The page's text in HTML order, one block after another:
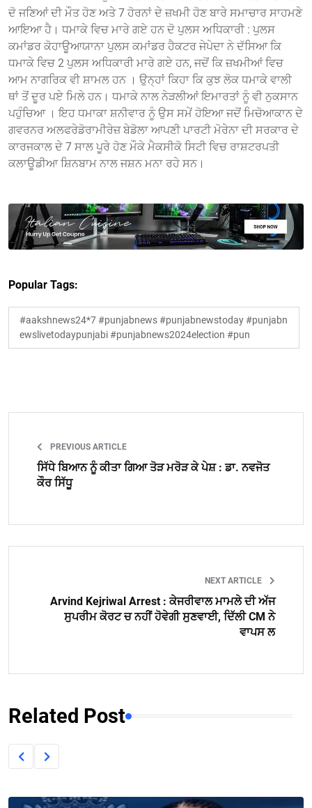
ਦੋ ਜਣਿਆਂ ਦੀ ਮੌਤ ਹੋਣ ਅਤੇ 7 ਹੋਰਨਾਂ ਦੇ ਜ਼ਖਮੀ ਹੋਣ ਬਾਰੇ ਸਮਾਚਾਰ ਸਾਹਮਣੇ
ਆਇਆ ਹੈ। ਧਮਾਕੇ ਵਿਚ ਮਾਰੇ ਗਏ ਹਨ ਦੋ ਪੁਲਸ ਅਧਿਕਾਰੀ : ਪੁਲਸ
ਕਮਾਂਡਰ ਕੋਹਾਊਆਯਾਨਾ ਪੁਲਸ ਕਮਾਂਡਰ ਹੈਕਟਰ ਜੇਪੇਦਾ ਨੇ ਦੱਸਿਆ ਕਿ
ਧਮਾਕੇ ਵਿਚ 2 ਪੁਲਸ ਅਧਿਕਾਰੀ ਮਾਰੇ ਗਏ ਹਨ, ਜਦੋਂ ਕਿ ਜ਼ਖਮੀਆਂ ਵਿਚ
ਆਮ ਨਾਗਰਿਕ ਵੀ ਸ਼ਾਮਲ ਹਨ । ਉਨ੍ਹਾਂ ਕਿਹਾ ਕਿ ਕੁਝ ਲੋਕ ਧਮਾਕੇ ਵਾਲੀ
ਥਾਂ ਤੋਂ ਦੂਰ ਪਏ ਮਿਲੇ ਹਨ। ਧਮਾਕੇ ਨਾਲ ਨੇੜਲੀਆਂ ਇਮਾਰਤਾਂ ਨੂੰ ਵੀ ਨੁਕਸਾਨ
ਪਹੁੰਚਿਆ । ਇਹ ਧਮਾਕਾ ਸ਼ਨੀਵਾਰ ਨੂੰ ਉਸ ਸਮੇਂ ਹੋਇਆ ਜਦੋਂ ਮਿਚੋਆਕਾਨ ਦੇ
ਗਵਰਨਰ ਅਲਫਰੇਡੋਰਾਮੀਰੇਜ਼ ਬੇਡੋਲਾ ਆਪਣੀ ਪਾਰਟੀ ਮੋਰੇਨਾ ਦੀ ਸਰਕਾਰ ਦੇ
ਕਾਰਜਕਾਲ ਦੇ 7 ਸਾਲ ਪੂਰੇ ਹੋਣ ਮੌਕੇ ਮੈਕਸੀਕੋ ਸਿਟੀ ਵਿਚ ਰਾਸ਼ਟਰਪਤੀ
ਕਲਾਊਡੀਆ ਸ਼ਿਨਬਾਮ ਨਾਲ ਜਸ਼ਨ ਮਨਾ ਰਹੇ ਸਨ।
Popular Tags:
#aakshnews24*7 #punjabnews #punjabnewstoday #punjabn
ewslivetodaypunjabi #punjabnews2024election #pun
PREVIOUS ARTICLE
ਸਿੱਧੇ ਬਿਆਨ ਨੂੰ ਕੀਤਾ ਗਿਆ ਤੋੜ ਮਰੋੜ ਕੇ ਪੇਸ਼ : ਡਾ. ਨਵਜੋਤ
ਕੌਰ ਸਿੱਧੂ
NEXT ARTICLE
Arvind Kejriwal Arrest : ਕੇਜਰੀਵਾਲ ਮਾਮਲੇ ਦੀ ਅੱਜ
ਸੁਪਰੀਮ ਕੋਰਟ ਚ ਨਹੀਂ ਹੋਵੇਗੀ ਸੁਣਵਾਈ, ਦਿੱਲੀ CM ਨੇ
ਵਾਪਸ ਲ
Related Post